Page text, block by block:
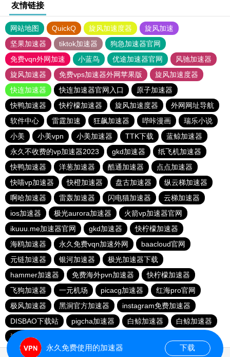
友情链接
网站地图 QuickQ 旋风加速度器
旋风加速
坚果加速器
tiktok加速器
狗急加速器官网
免费vqn外网加速
小蓝鸟 优途加速器官网
风驰加速器
旋风加速器
免费vps加速器外网苹果版
旋风加速度器
快连加速器
快连加速器官网入口
原子加速器
快鸭加速器
快柠檬加速器 旋风加速度器
外网网址导航
软件中心
雷霆加速 狂飙加速器 哔咔漫画
瑞乐小说
小美
小美vpn 小美加速器 TTK下载
蓝鲸加速器
永久不收费的vp加速器2023
gkd加速器
纸飞机加速器
快鸭加速器
洋葱加速器 酷通加速器
点点加速器
快喵vp加速器
快橙加速器 盘古加速器
纵云梯加速器
啊哈加速器
雷轰加速器 闪电猫加速器
云梯加速器
ios加速器
极光aurora加速器
火箭vp加速器官网
ikuuu.me加速器官网
gkd加速器
快柠檬加速器
海鸥加速器
永久免费vqn加速外网
baacloud官网
元链加速器
银河加速器
极光加速器下载
hammer加速器
免费海外pvn加速器
快柠檬加速器
飞狗加速器
一元机场 picacg加速器
红海pro官网
极风加速器
黑洞官方加速器
instagram免费加速器
DISBAO下载站
pigcha加速器 白鲸加速器
白鲸加速器
速鹰666
永久免费使用的加速器 下载